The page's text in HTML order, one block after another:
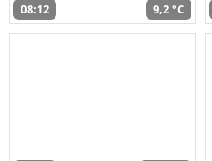
08:12 9,2 °C